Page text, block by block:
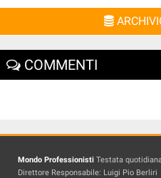
COMMENTI
Mondo Professionisti Testata
Direttore Responsabile: Luigi Pio Berliri